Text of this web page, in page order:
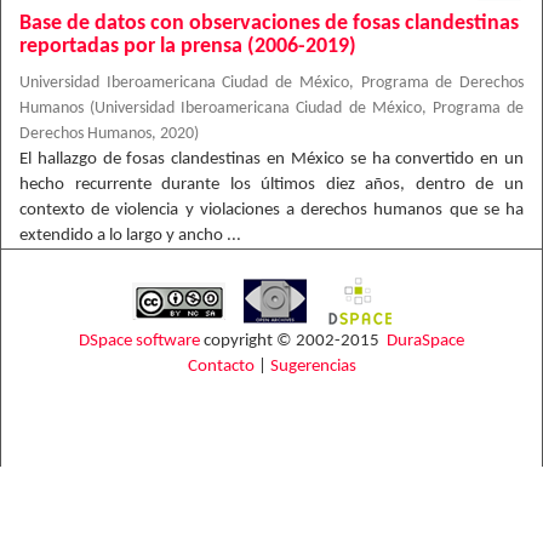
Base de datos con observaciones de fosas clandestinas
reportadas por la prensa (2006-2019)
Universidad Iberoamericana Ciudad de México, Programa de Derechos
Humanos (Universidad Iberoamericana Ciudad de México, Programa de
Derechos Humanos, 2020)
El hallazgo de fosas clandestinas en México se ha convertido en un
hecho recurrente durante los últimos diez años, dentro de un
contexto de violencia y violaciones a derechos humanos que se ha
extendido a lo largo y ancho ...
DSpace software copyright © 2002-2015 DuraSpace
Contacto| Sugerencias